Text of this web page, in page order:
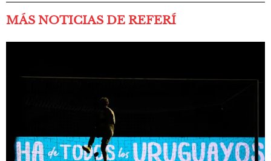
MÁS NOTICIAS DE REFERÍ